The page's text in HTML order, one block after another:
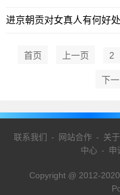
进京朝贡对女真人有何好处
首页 上一页 2
下
联系我们 - 网站合作- 关
中心 - 申
Copyright @ 2012-